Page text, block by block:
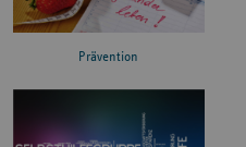
Prävention